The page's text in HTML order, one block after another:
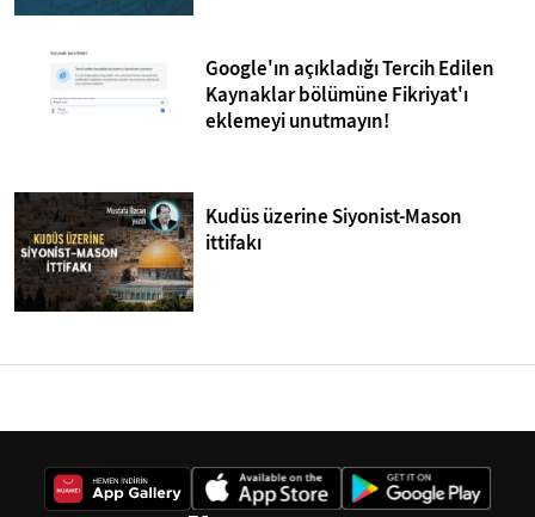
Google'ın açıkladığı Tercih Edilen
Kaynaklar bölümüne Fikriyat'ı
eklemeyi unutmayın!
Kudüs üzerine Siyonist-Mason
ittifakı